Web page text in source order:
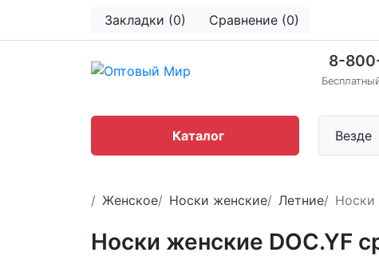
Закладки (0) Сравнение (0)
8-
Везде
Каталог
Женское Носки женские Летние Носки
Носки женские DOC.YF